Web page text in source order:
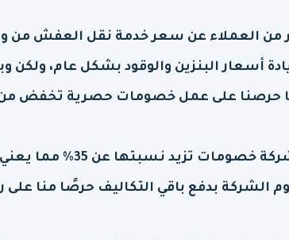
من العملاء عن سعر خدمة نقل العفش من
أسعار البنزين والوقود بشكل عام، ولكن
حرصنا على عمل خصومات حصرية تخفض من
الشركة بدفع باقي التكاليف حرصًا منا